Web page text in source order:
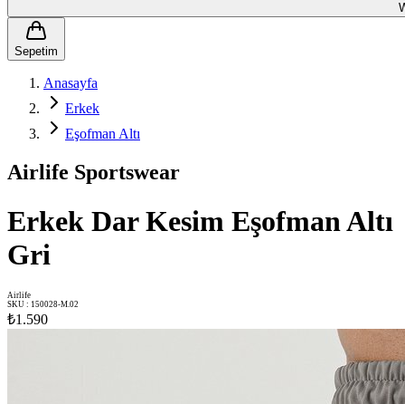
Sepetim
Anasayfa
Erkek
Eşofman Altı
Airlife Sportswear
Erkek Dar Kesim Eşofman Altı
Gri
Airlife
SKU : 150028-M.02
₺1.590